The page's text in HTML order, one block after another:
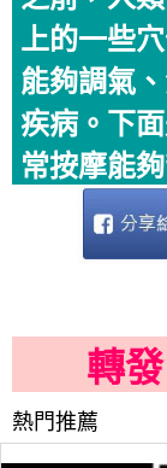
上的一些
能夠調氣
疾病。下
常按摩能
轉
熱門推薦